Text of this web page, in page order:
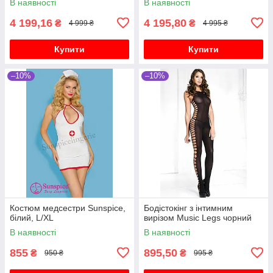
В наявності
4 199,16 ₴ 4 999 ₴
Купити
В наявності
4 195,80 ₴ 4 995 ₴
Купити
–10%
Костюм медсестри Sunspice,
білий, L/XL
В наявності
855 ₴ 950 ₴
–10%
Бодістокінг з інтимним
вирізом Music Legs чорний
В наявності
895,50 ₴ 995 ₴